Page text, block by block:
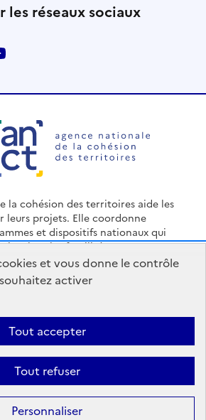
et vous donne le contrôle
activer
Tout accepter
Tout refuser
Personnaliser
les réseaux sociaux
la cohésion des territoires aide les
leurs projets. Elle coordonne
et dispositifs nationaux qui
les plus fragilisés.
Presse Logo ANCT
conforme Mentions légales
Politique
les contenus de ce site sont sous